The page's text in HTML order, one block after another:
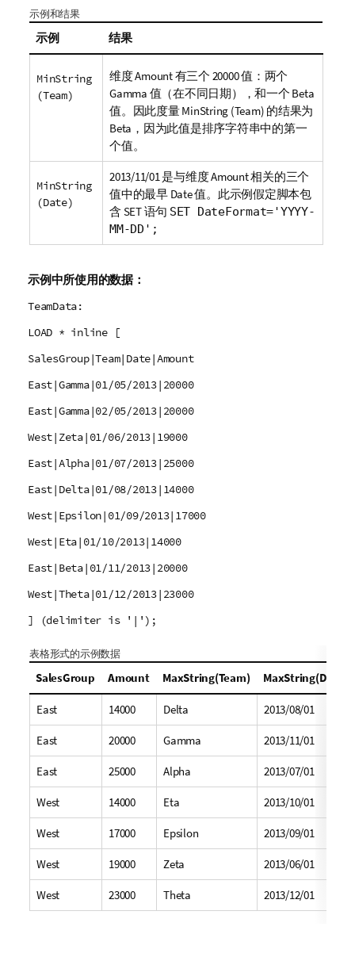
示例和结果
示例 结果
MinString
(Team)
维度Amount有三个 20000 值：两个
Gamma 值（在不同日期），和一个 Beta
值。因此度量MinString (Team) 的结果为
Beta ，因为此值是排序字符串中的第一
个值。
MinString
(Date)
2013/11/01 是与维度Amount相关的三个
值中的最早 Date值。此示例假定脚本包
含 SET语句 SET DateFormat='YYYY-
MM-DD';
示例中所使用的数据：
TeamData:
LOAD * inline [
SalesGroup|Team|Date|Amount
East|Gamma|01/05/2013|20000
East|Gamma|02/05/2013|20000
West|Zeta|01/06/2013|19000
East|Alpha|01/07/2013|25000
East|Delta|01/08/2013|14000
West|Epsilon|01/09/2013|17000
West|Eta|01/10/2013|14000
East|Beta|01/11/2013|20000
West|Theta|01/12/2013|23000
] (delimiter is '|');
表格形式的示例数据
SalesGroup Amount MaxString(Team) MaxString(Date)
East 14000 Delta 2013/08/01
East 20000 Gamma 2013/11/01
East 25000 Alpha 2013/07/01
West 14000 Eta 2013/10/01
West 17000 Epsilon 2013/09/01
West 19000 Zeta 2013/06/01
West 23000 Theta 2013/12/01